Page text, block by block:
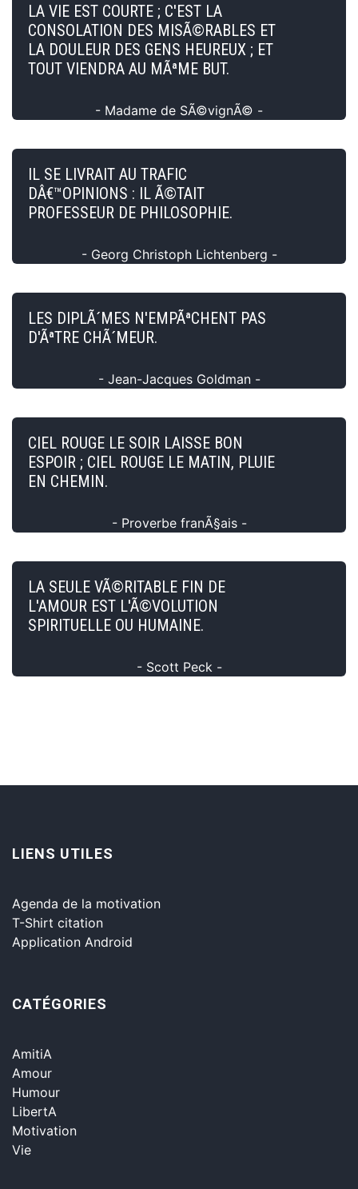
LA VIE EST COURTE ; C'EST LA
CONSOLATION DES MISÃ©RABLES ET
LA DOULEUR DES GENS HEUREUX ; ET
TOUT VIENDRA AU MÃªME BUT.
- Madame de SÃ©vignÃ© -
IL SE LIVRAIT AU TRAFIC
DÂ€™OPINIONS : IL Ã©TAIT
PROFESSEUR DE PHILOSOPHIE.
- Georg Christoph Lichtenberg -
LES DIPLÃ´MES N'EMPÃªCHENT PAS
D'ÃªTRE CHÃ´MEUR.
- Jean-Jacques Goldman -
CIEL ROUGE LE SOIR LAISSE BON
ESPOIR ; CIEL ROUGE LE MATIN, PLUIE
EN CHEMIN.
- Proverbe franÃ§ais -
LA SEULE VÃ©RITABLE FIN DE
L'AMOUR EST L'Ã©VOLUTION
SPIRITUELLE OU HUMAINE.
- Scott Peck -
LIENS UTILES
Agenda de la motivation
T-Shirt citation
Application Android
CATÉGORIES
AmitiA
Amour
Humour
LibertA
Motivation
Vie